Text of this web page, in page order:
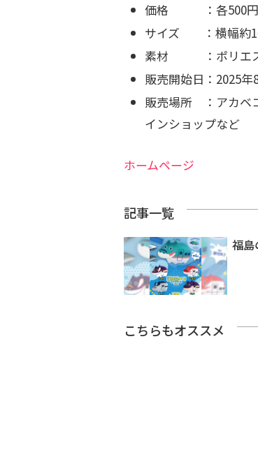
価格 ：各500円
サイズ ：横幅約
素材 ：ポリエ
販売開始日：2025年
販売場所 ：アカベ
インショップなど
ホームページ
記事一覧
福島
こちらもオススメ